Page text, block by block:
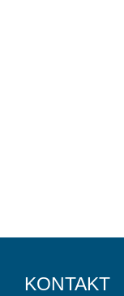
KONTAKT